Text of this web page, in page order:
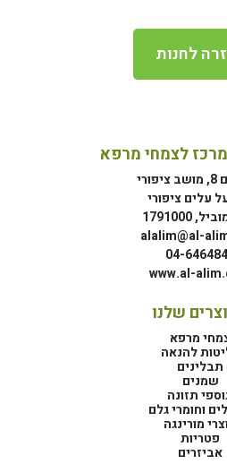
לחנות
לצמחי מרפא
על עלים ציפורי
1791000
alalim@al-
04-
www.al-
שלנו
מרפא
להנאה
תבלינים
שמנים
תזונה
וחומרי גלם
מורינגה
פטריות
אביזרים